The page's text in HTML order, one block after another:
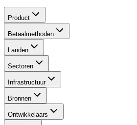
Product
Betaalmethoden
Landen
Sectoren
Infrastructuur
Bronnen
Ontwikkelaars